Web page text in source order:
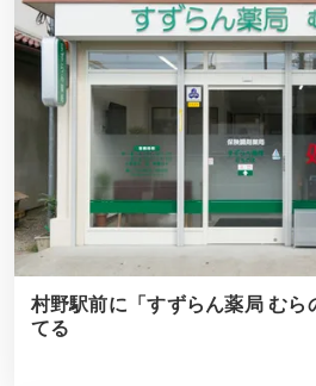
村野駅前に「すずらん薬局 むら
てる